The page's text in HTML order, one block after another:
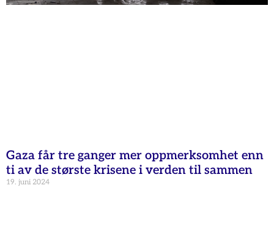
Gaza får tre ganger mer oppmerksomhet enn
ti av de største krisene i verden til sammen
19. juni 2024